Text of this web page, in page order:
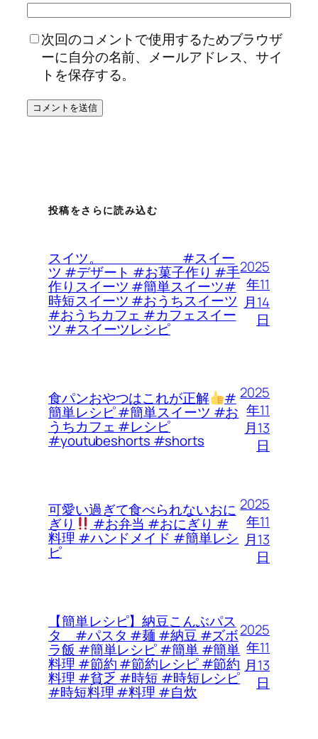
次回のコメントで使用するためブラウザ
ーに自分の名前、メールアドレス、サイ
トを保存する。
投稿をさらに読み込む
スイツ。 #スイー
ツ #デザート #お菓子作り #手
作りスイーツ #簡単スイーツ#
時短スイーツ #おうちスイーツ
#おうちカフェ #カフェスイー
ツ #スイーツレシピ
2025
年11
月14
日
食パンおやつはこれが正解 #
簡単レシピ #簡単スイーツ #お
うちカフェ #レシピ
#youtubeshorts #shorts
2025
年11
月13
日
可愛い過ぎて食べられないおに
ぎり #お弁当 #おにぎり #
料理 #ハンドメイド #簡単レシ
ピ
2025
年11
月13
日
【簡単レシピ】納豆こんぶパス
タ #パスタ #麺 #納豆 #ズボ
ラ飯 #簡単レシピ #簡単 #簡単
料理 #節約 #節約レシピ #節約
料理 #貧乏 #時短 #時短レシピ
#時短料理 #料理 #自炊
2025
年11
月13
日